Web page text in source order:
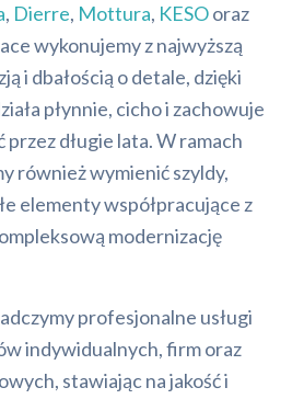
, Dierre, Mottura, KESOoraz
wykonujemy z najwyższą
i dbałością o detale, dzięki
płynnie, cicho i zachowuje
długie lata. W ramach
również wymienić szyldy,
elementy współpracujące z
modernizację
profesjonalne usługi
indywidualnych, firm oraz
stawiając na jakość i